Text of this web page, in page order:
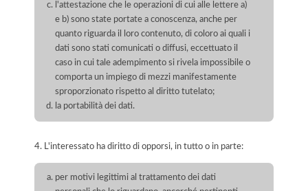
l'attestazione che le operazioni di cui alle lettere a)
e b) sono state portate a conoscenza, anche per
quanto riguarda il loro contenuto, di coloro ai quali i
dati sono stati comunicati o diffusi, eccettuato il
caso in cui tale adempimento si rivela impossibile o
comporta un impiego di mezzi manifestamente
sproporzionato rispetto al diritto tutelato;
la portabilità dei dati.
4. L'interessato ha diritto di opporsi, in tutto o in parte:
per motivi legittimi al trattamento dei dati